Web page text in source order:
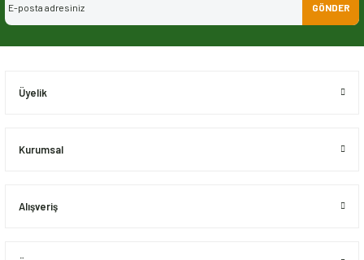
Ürün resmi kalitesiz, bozuk veya görüntülenemiyor.
GÖNDER
Üyelik
Kurumsal
Alışveriş